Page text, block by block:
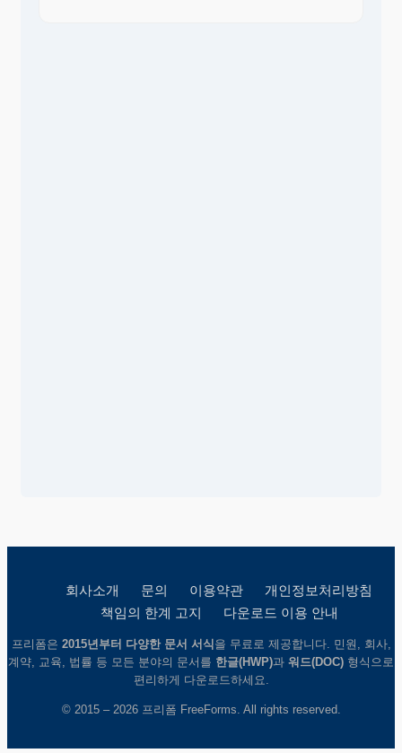
회사소개 문의 이용약관
개인정보처리방침
책임의 한계 고지
다운로드 이용 안내
프리폼은 2015년부터 다양한 문서 서식을 무료로 제공합니다. 민원, 회사,
계약, 교육, 법률 등 모든 분야의 문서를 한글(HWP)과 워드(DOC) 형식으로
편리하게 다운로드하세요.
© 2015 – 2026 프리폼 FreeForms. All rights reserved.